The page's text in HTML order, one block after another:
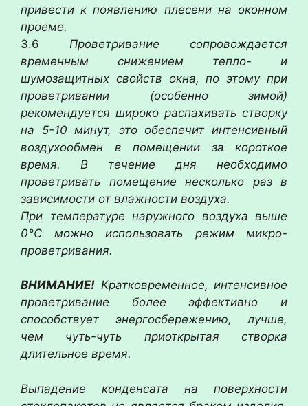
привести к появлению плесени на оконном
проеме.
3.6 Проветривание сопровождается
временным снижением тепло- и
шумозащитных свойств окна, по этому при
проветривании (особенно зимой)
рекомендуется широко распахивать створку
на 5-10 минут, это обеспечит интенсивный
воздухообмен в помещении за короткое
время. В течение дня необходимо
проветривать помещение несколько раз в
зависимости от влажности воздуха.
При температуре наружного воздуха выше
0°С можно использовать режим микро-
проветривания.
ВНИМАНИЕ! Кратковременное, интенсивное
проветривание более эффективно и
способствует энергосбережению, лучше,
чем чуть-чуть приоткрытая створка
длительное время.
Выпадение конденсата на поверхности